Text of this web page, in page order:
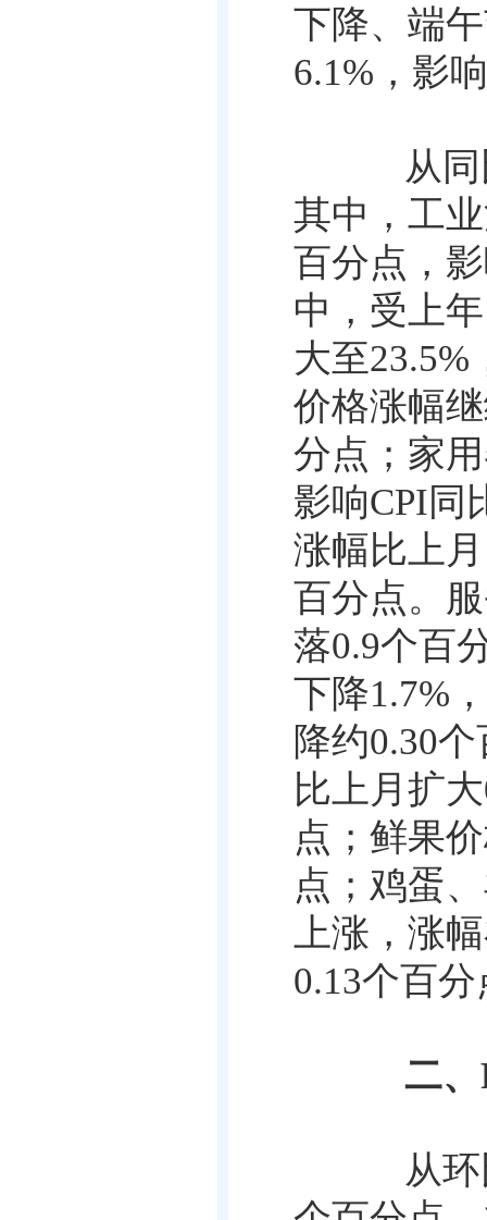
下降、端
6.1% ，影响
从同
其中，工
百分点，
中，受上
大至23.5%
价格涨幅
分点；家
影响CPI 同
涨幅比上
百分点。
落0.9个百
下降1.7%
降约0.30个
比上月扩大
点；鲜果
点；鸡蛋
上涨，涨
0.13个百分
二、
从环